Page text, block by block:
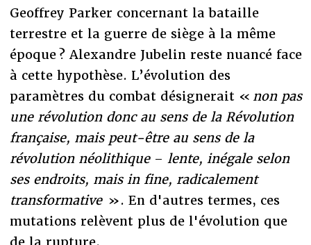
Geoffrey Parker concernant la bataille
terrestre et la guerre de siège à la même
époque ? Alexandre Jubelin reste nuancé face
à cette hypothèse. L’évolution des
paramètres du combat désignerait « non pas
une révolution donc au sens de la Révolution
française, mais peut-être au sens de la
révolution néolithique – lente, inégale selon
ses endroits, mais in fine, radicalement
transformative ». En d'autres termes, ces
mutations relèvent plus de l'évolution que